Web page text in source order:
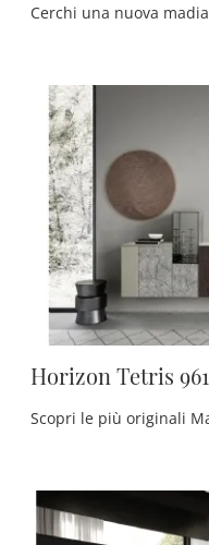
Horizon Tetris 961